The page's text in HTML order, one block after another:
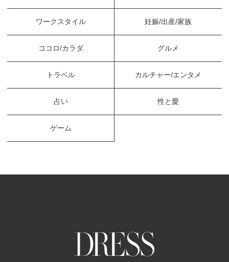
ワークスタイル 妊娠/出産/家族
ココロ/カラダ グルメ
トラベル カルチャー/エンタメ
占い 性と愛
ゲーム